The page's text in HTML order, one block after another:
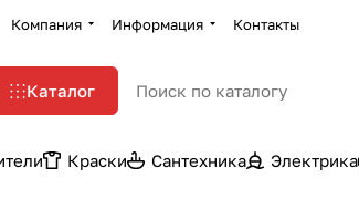
Компания Информация Контакты
Каталог
Краски Сантехника Электрика